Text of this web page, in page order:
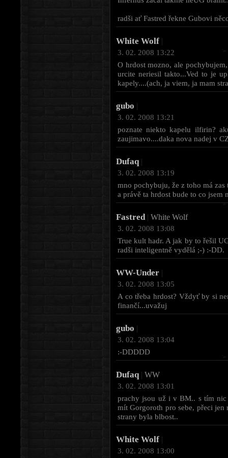
radši ať Fastred řekne Gubovi
White Wolf |
3. 02. 2008 13:22
O hrdost mozno, ale
urcite neriesil takto...Ved to je
kapely....(ach, ja viem, ja mam
gubo |
3. 02. 2008 13:21
poznate niekto kapelu ilfirin?
zaujimavo....daka nova nadej v
Dufaq |
3. 02. 2008 13:19
mno pochybuju, že z toho má
a právě ta hrdost bude to co jsem
Fastred | White Wolf
3. 02. 2008 13:08
True kult hadr. A jak by to řešil
radši inteligentně vydělá ;-) :-DD.
WW-Under |
3. 02. 2008 13:05
A co třeba hrdost? Vždyť by si
finančí...uvažuj
gubo |
3. 02. 2008 13:04
:-DDDDD
Dufaq | WW
3. 02. 2008 13:01
prachy jsou už i v BM.. s tím nic
mít Gorgoroth pro sebe, přeci
strany byla blbost..
White Wolf |
3. 02. 2008 13:00